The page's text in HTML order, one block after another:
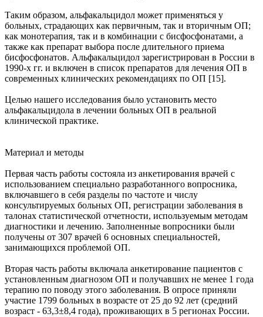
Таким образом, альфакальцидол может применяться у
больных, страдающих как первичным, так и вторичным ОП;
как монотерапия, так и в комбинации с бисфосфонатами, а
также как препарат выбора после длительного приема
бисфосфонатов. Альфакальцидол зарегистрирован в России в
1990-х гг. и включен в список препаратов для лечения ОП в
современных клинических рекомендациях по ОП [15].
Целью нашего исследования было установить место
альфакальцидола в лечении больных ОП в реальной
клинической практике.
Материал и методы
Первая часть работы состояла из анкетирования врачей с
использованием специально разработанного вопросника,
включавшего в себя разделы по частоте и числу
консультируемых больных ОП, регистрации заболевания в
талонах статистической отчетности, используемым методам
диагностики и лечению. Заполненные вопросники были
получены от 307 врачей 6 основных специальностей,
занимающихся проблемой ОП.
Вторая часть работы включала анкетирование пациентов с
установленным диагнозом ОП и получавших не менее 1 года
терапию по поводу этого заболевания. В опросе приняли
участие 1799 больных в возрасте от 25 до 92 лет (средний
возраст - 63,3±8,4 года), проживающих в 5 регионах России.